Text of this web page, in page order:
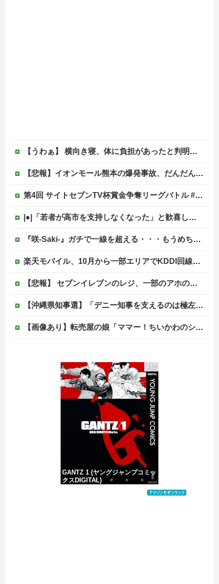
【うわぁ】 横向き寝、体に負担があったと判明ｗｗｗｗｗｗｗ
【悲報】イオンモール熊本の爆発事故、だんだんとイオン側が悪いんじゃないかという世論になってしまう
第4回 サイトセブンTV杯賞金争奪リーグバトル #予選Bブロック・Part1
|●|「若者が高市を支持しなくなった」と歓喜していた左派、だが高市内閣が消費税減税を実現した結果……
『咲-Saki-』ガチで一線を超える・・・もうめちゃくちゃ他
楽天モバイル、10月から一部エリアでKDDI回線終了へ…自前設備への投資拡大不可避
【悲報】 セブンイレブンのレジ、一部のアホのせいでこうなってしまう
【沖縄県知事選】「デニー知事を支えるのは極左暴力集団」発言で大炎上ｗｗｗ
【画像あり】転売屋の娘「ママー！ちいかわのシール貼ったよー！」親「！！！！！！」
【画像】女子高の文化祭でバニーガール喫茶が開催された結果
【爆笑ｗ】バッグひったくりを試みた男、バイクを盗られる！
（国旗損壊罪）戦争反対と叫びながらニヤニヤ笑い…日の丸を破る内輪ネタをして一般国民からドン引きされ...
1位
GANTZ 1 (ヤングジャンプコミッ
クスDIGITAL)
価格：¥617